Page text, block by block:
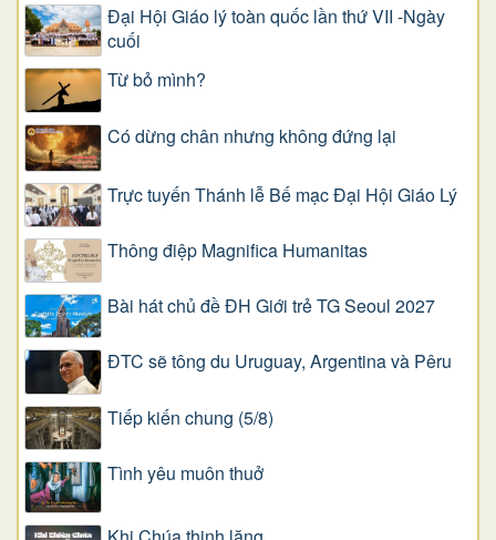
Đại Hội Giáo lý toàn quốc lần thứ VII -Ngày
cuối
Từ bỏ mình?
Có dừng chân nhưng không đứng lại
Trực tuyến Thánh lễ Bế mạc Đại Hội Giáo Lý
Thông điệp Magnifica Humanitas
Bài hát chủ đề ĐH Giới trẻ TG Seoul 2027
ĐTC sẽ tông du Uruguay, Argentina và Pêru
Tiếp kiến chung (5/8)
Tình yêu muôn thuở